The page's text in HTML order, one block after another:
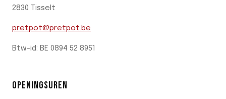
2830 Tisselt
pretpot@pretpot.be
Btw-id: BE 0894 52 8951
OPENINGSUREN